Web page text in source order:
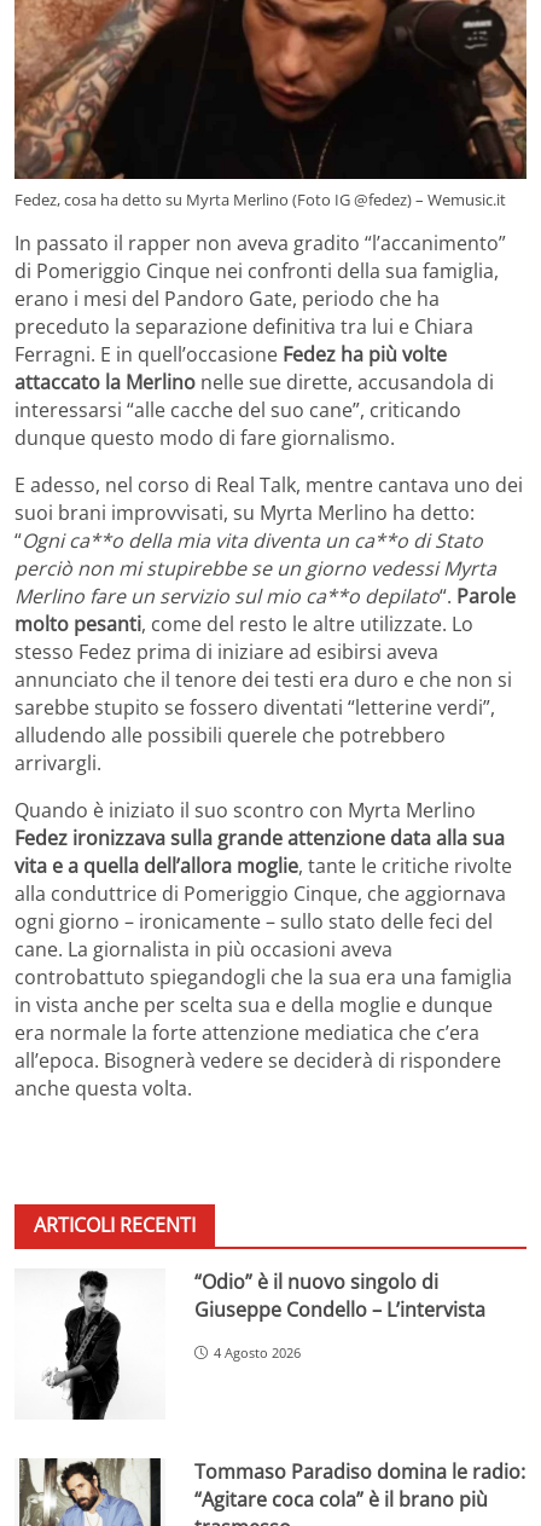
Fedez, cosa ha detto su Myrta Merlino (Foto IG @fedez) – Wemusic.it
In passato il rapper non aveva gradito “l’accanimento”
di Pomeriggio Cinque nei confronti della sua famiglia,
erano i mesi del Pandoro Gate, periodo che ha
preceduto la separazione definitiva tra lui e Chiara
Ferragni. E in quell’occasione Fedez ha più volte
attaccato la Merlino nelle sue dirette, accusandola di
interessarsi “alle cacche del suo cane”, criticando
dunque questo modo di fare giornalismo.
E adesso, nel corso di Real Talk, mentre cantava uno dei
suoi brani improvvisati, su Myrta Merlino ha detto:
“Ogni ca**o della mia vita diventa un ca**o di Stato
perciò non mi stupirebbe se un giorno vedessi Myrta
Merlino fare un servizio sul mio ca**o depilato“. Parole
molto pesanti, come del resto le altre utilizzate. Lo
stesso Fedez prima di iniziare ad esibirsi aveva
annunciato che il tenore dei testi era duro e che non si
sarebbe stupito se fossero diventati “letterine verdi”,
alludendo alle possibili querele che potrebbero
arrivargli.
Quando è iniziato il suo scontro con Myrta Merlino
Fedez ironizzava sulla grande attenzione data alla sua
vita e a quella dell’allora moglie, tante le critiche rivolte
alla conduttrice di Pomeriggio Cinque, che aggiornava
ogni giorno – ironicamente – sullo stato delle feci del
cane. La giornalista in più occasioni aveva
controbattuto spiegandogli che la sua era una famiglia
in vista anche per scelta sua e della moglie e dunque
era normale la forte attenzione mediatica che c’era
all’epoca. Bisognerà vedere se deciderà di rispondere
anche questa volta.
ARTICOLI RECENTI
“Odio” è il nuovo singolo di
Giuseppe Condello – L’intervista
4 Agosto 2026
Tommaso Paradiso domina le radio:
“Agitare coca cola” è il brano più